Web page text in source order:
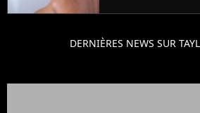
DERNIÈRES NEWS SUR